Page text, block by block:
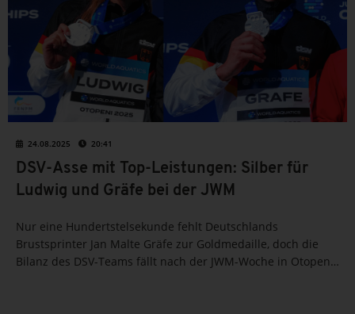
24.08.2025 20:41
DSV-Asse mit Top-Leistungen: Silber für
Ludwig und Gräfe bei der JWM
Nur eine Hundertstelsekunde fehlt Deutschlands
Brustsprinter Jan Malte Gräfe zur Goldmedaille, doch die
Bilanz des DSV-Teams fällt nach der JWM-Woche in Otopeni